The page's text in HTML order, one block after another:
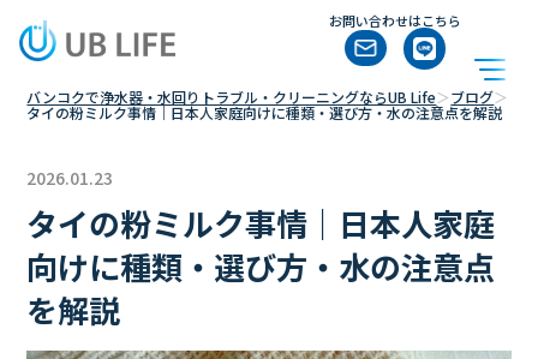
お問い合わせはこちら
バンコクで浄水器・水回りトラブル・クリーニングならUB Life＞ブログ＞
タイの粉ミルク事情｜日本人家庭向けに種類・選び方・水の注意点を解説
2026.01.23
タイの粉ミルク事情｜日本人家庭
向けに種類・選び方・水の注意点
を解説